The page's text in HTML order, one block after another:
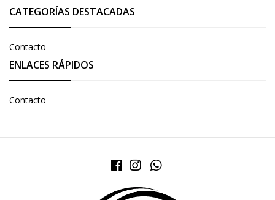
CATEGORÍAS DESTACADAS
Contacto
ENLACES RÁPIDOS
Contacto